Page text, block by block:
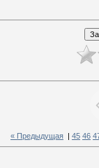
« Предыдущая 45 46